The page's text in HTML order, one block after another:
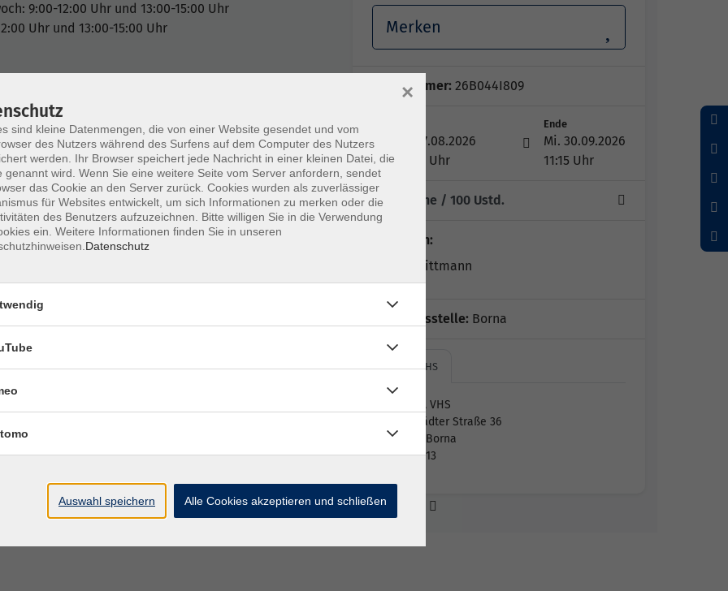
9:00-12:00 Uhr und 13:00-15:00 Uhr
Uhr und 13:00-15:00 Uhr
Ort / Raum
Uhr Raum 13
Uhr Raum 13
Uhr Raum 13
11:15 Uhr Raum 13
Merken
Kursnummer: 26B044I809
Do. 27.08.2026
08:00 Uhr
Ende
Mi. 30.09.2026
11:15 Uhr
25 Termine / 100 Ustd.
Dozent*in:
Kerstin Dittmann
Geschäftsstelle: Borna
Borna, VHS
Borna, VHS
Lobstädter Straße 36
04552 Borna
Raum 13
sind kleine Datenmengen, die von einer Website gesendet und vom
des Nutzers während des Surfens auf dem Computer des Nutzers
werden. Ihr Browser speichert jede Nachricht in einer kleinen Datei, die
genannt wird. Wenn Sie eine weitere Seite vom Server anfordern, sendet
das Cookie an den Server zurück. Cookies wurden als zuverlässiger
für Websites entwickelt, um sich Informationen zu merken oder die
des Benutzers aufzuzeichnen. Bitte willigen Sie in die Verwendung
ein. Weitere Informationen finden Sie in unseren
Datenschutz
×
Auswahl speichern Alle Cookies akzeptieren und schließen